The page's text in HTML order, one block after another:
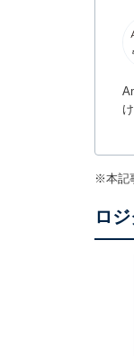
※本記
ロ